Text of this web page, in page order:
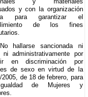
y con la organización
para garantizar el
de los fines
hallarse sancionada ni
ni administrativamente por
en discriminación por
de sexo en virtud de la
2005, de 18 de febrero, para
de Mujeres y